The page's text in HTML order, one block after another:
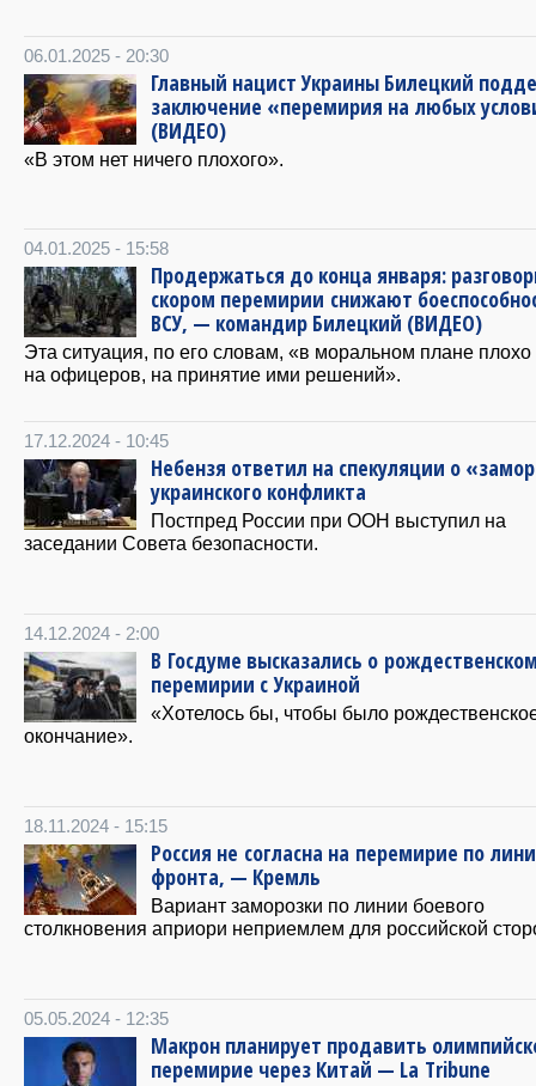
06.01.2025 - 20:30
Главный нацист Украины Билецкий
заключение «перемирия на любых
(ВИДЕО)
«В этом нет ничего плохого».
04.01.2025 - 15:58
Продержаться до конца января:
скором перемирии снижают
ВСУ, — командир Билецкий (ВИДЕО)
Эта ситуация, по его словам, «в моральном плане плохо
на офицеров, на принятие ими решений».
17.12.2024 - 10:45
Небензя ответил на спекуляции о
украинского конфликта
Постпред России при ООН выступил на
заседании Совета безопасности.
14.12.2024 - 2:00
В Госдуме высказались о
перемирии с Украиной
«Хотелось бы, чтобы было
окончание».
18.11.2024 - 15:15
Россия не согласна на перемирие по
фронта, — Кремль
Вариант заморозки по линии боевого
столкновения априори неприемлем для российской
05.05.2024 - 12:35
Макрон планирует продавить
перемирие через Китай — La Tribune